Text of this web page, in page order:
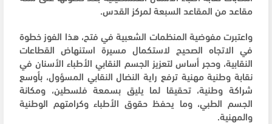
مقاعد من المقاعد السبعة لمركز القدس.
واعتبرت مفوضية المنظمات الشعبية في فتح، هذا الفوز خطوة
في الاتجاه الصحيح لاستكمال مسيرة استنهاض القطاعات
النقابية، وحجر أساس لتعزيز الجسم النقابي الأطباء الأسنان في
نقابة وطنية مهنية ترفع راية النضال النقابي المسؤول، بأوسع
شراكة وطنية، تحقيقا لما يليق بسمعة فلسطين، ومكانة
الجسم الطبي، وما يحفظ حقوق الأطباء وكرامتهم الوطنية
والمهنية.